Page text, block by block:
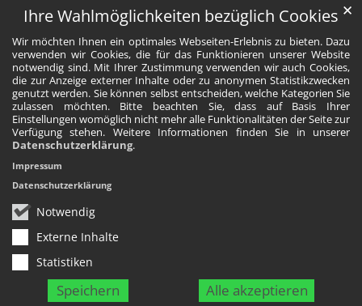
Ihre Wahlmöglichkeiten bezüglich Cookies
Wir möchten Ihnen ein optimales Webseiten-Erlebnis zu bieten. Dazu
verwenden wir Cookies, die für das Funktionieren unserer Website
notwendig sind. Mit Ihrer Zustimmung verwenden wir auch Cookies,
die zur Anzeige externer Inhalte oder zu anonymen Statistikzwecken
genutzt werden. Sie können selbst entscheiden, welche Kategorien Sie
zulassen möchten. Bitte beachten Sie, dass auf Basis Ihrer
Einstellungen womöglich nicht mehr alle Funktionalitäten der Seite zur
Verfügung stehen. Weitere Informationen finden Sie in unserer
Datenschutzerklärung.
Notwendig
Externe Inhalte
Statistiken
Speichern Alle akzeptieren
✕
Impressum
Datenschutzerklärung